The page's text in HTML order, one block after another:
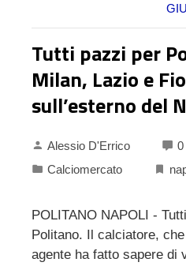
GIU
Tutti pazzi per
Milan, Lazio e
sull’esterno del
Alessio D'Errico
0
Calciomercato
POLITANO NAPOLI -
Politano. Il calciatore,
agente ha fatto sapere di